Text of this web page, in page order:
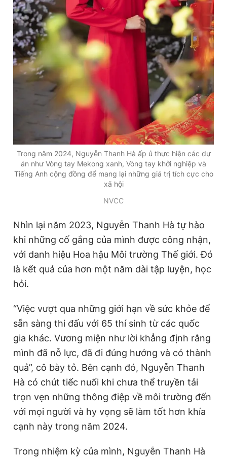
Trong năm 2024, Nguyễn Thanh Hà ấp ủ thực hiện các dự
án như Vòng tay Mekong xanh, Vòng tay khởi nghiệp và
Tiếng Anh cộng đồng để mang lại những giá trị tích cực cho
xã hội
NVCC
Nhìn lại năm 2023, Nguyễn Thanh Hà tự hào
khi những cố gắng của mình được công nhận,
với danh hiệu Hoa hậu Môi trường Thế giới. Đó
là kết quả của hơn một năm dài tập luyện, học
hỏi.
“Việc vượt qua những giới hạn về sức khỏe để
sẵn sàng thi đấu với 65 thí sinh từ các quốc
gia khác. Vương miện như lời khẳng định rằng
mình đã nỗ lực, đã đi đúng hướng và có thành
quả”, cô bày tỏ. Bên cạnh đó, Nguyễn Thanh
Hà có chút tiếc nuối khi chưa thể truyền tải
trọn vẹn những thông điệp về môi trường đến
với mọi người và hy vọng sẽ làm tốt hơn khía
cạnh này trong năm 2024.
Trong nhiệm kỳ của mình, Nguyễn Thanh Hà